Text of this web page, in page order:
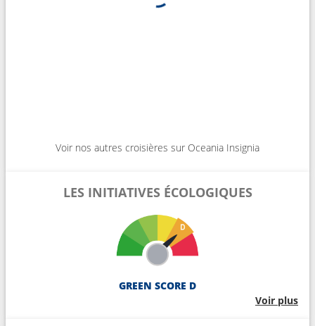
Voir nos autres croisières sur Oceania Insignia
LES INITIATIVES ÉCOLOGIQUES
GREEN SCORE D
Voir plus